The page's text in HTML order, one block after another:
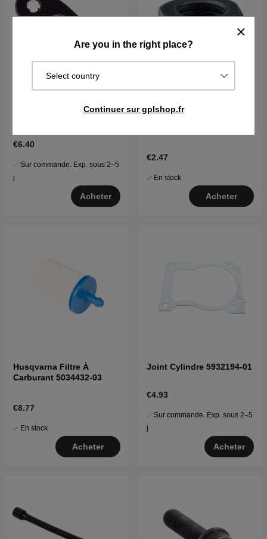
Are you in the right place?
Select country
Continuer sur gplshop.fr
Montage Du Carburateur
€6.40
Sur commande. Exp. sous 2–5
j
Acheter
Noix 5032204-01
€2.47
En stock
Acheter
Husqvarna Filtre À
Carburant 5034432-03
€8.77
En stock
Acheter
Joint Cylindre 5932194-01
€4.93
Sur commande. Exp. sous 2–5
j
Acheter